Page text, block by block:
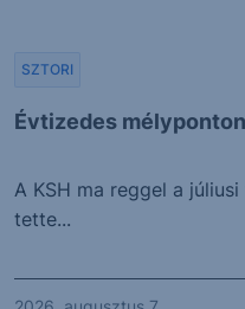
Évtizedes
SZTORI
A KSH ma reggel a
tette...